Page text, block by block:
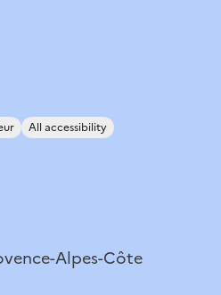
All accessibility
Alpes-Côte